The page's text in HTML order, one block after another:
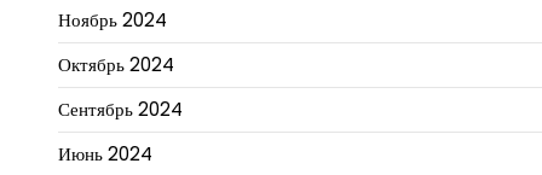
Ноябрь 2024
Октябрь 2024
Сентябрь 2024
Июнь 2024